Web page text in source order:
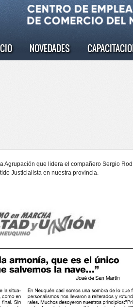
NOVEDADES
Agrupación que lidera el compañero Sergio
Justicialista en nuestra provincia.